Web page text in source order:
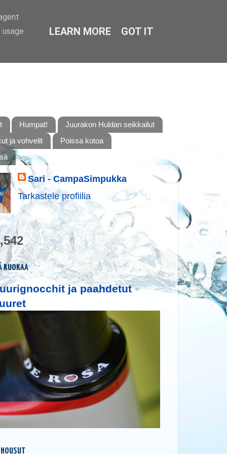
Humpat!
Juurakon Huldan seikkailut
ja vohvelit
Poissa kotoa
Sari - CampaSimpukka
Tarkastele profiilia
RUOKAA
ja paahdetut
LEARN MORE GOT IT